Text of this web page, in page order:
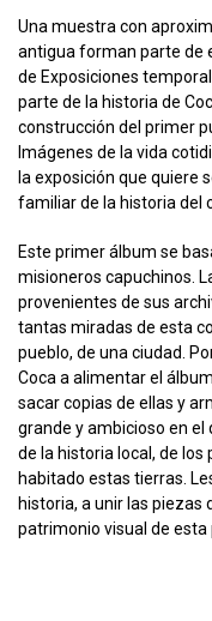
Una muestra con
antigua forman parte de
de Exposiciones
parte de la historia de
construcción del primer
Imágenes de la vida
la exposición que quiere
familiar de la historia del
Este primer álbum se
misioneros capuchinos.
provenientes de sus
tantas miradas de esta
pueblo, de una ciudad.
Coca a alimentar el
sacar copias de ellas y
grande y ambicioso en
de la historia local, de los
habitado estas tierras.
historia, a unir las piezas
patrimonio visual de esta